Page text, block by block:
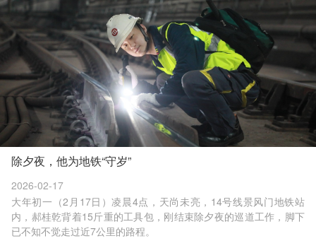
除夕夜，他为地铁“守岁”
大年初一（2月17日）凌晨4点，天尚未亮，14号线景风门地铁站
内，郝桂乾背着15斤重的工具包，刚结束除夕夜的巡道工作，脚下
已不知不觉走过近7公里的路程。
2026-02-17